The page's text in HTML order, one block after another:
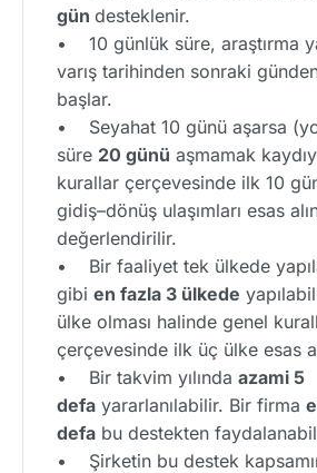
gün desteklenir.
• 10 günlük süre, araştırma
varış tarihinden sonraki
başlar.
• Seyahat 10 günü aşarsa
süre 20 günü aşmamak
kurallar çerçevesinde ilk 10
gidiş–dönüş ulaşımları esas
değerlendirilir.
• Bir faaliyet tek ülkede
gibi en fazla 3 ülkede
ülke olması halinde genel
çerçevesinde ilk üç ülke esas
• Bir takvim yılında azami 5
defa yararlanılabilir. Bir firma
defa bu destekten
• Şirketin bu destek